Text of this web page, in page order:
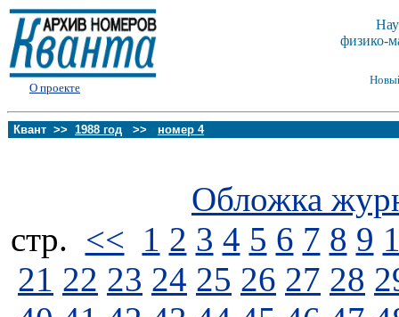
О проекте
физико-
Квант >> 1988 год >> номер 4
Обложка
стp. << 1 2 3 4 5 6 7 8 9
21 22 23 24 25 26 27 28